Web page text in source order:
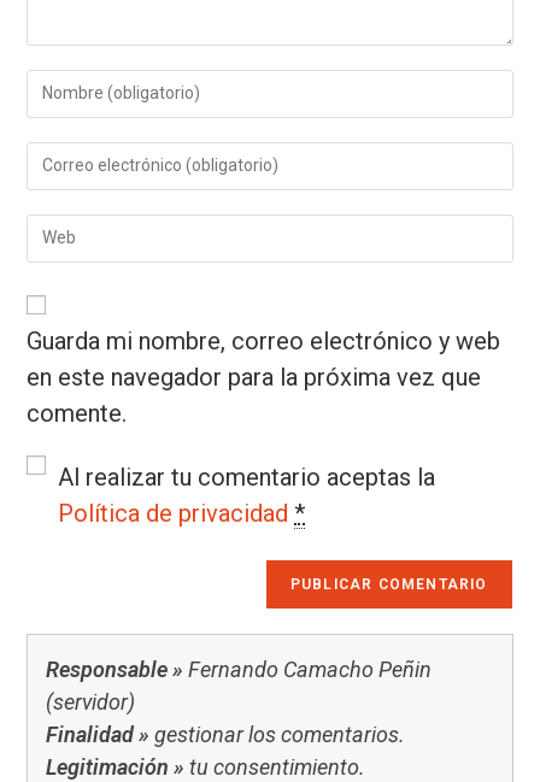
Guarda mi nombre, correo electrónico y web
en este navegador para la próxima vez que
comente.
Al realizar tu comentario aceptas la
Política de privacidad *
Responsable » Fernando Camacho Peñin
(servidor)
Finalidad » gestionar los comentarios.
Legitimación » tu consentimiento.